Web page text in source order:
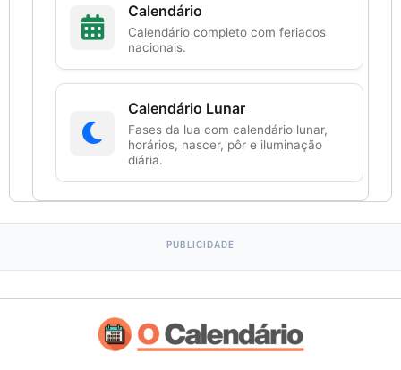
Calendário
Calendário completo com feriados
nacionais.
Calendário Lunar
Fases da lua com calendário lunar,
horários, nascer, pôr e iluminação
diária.